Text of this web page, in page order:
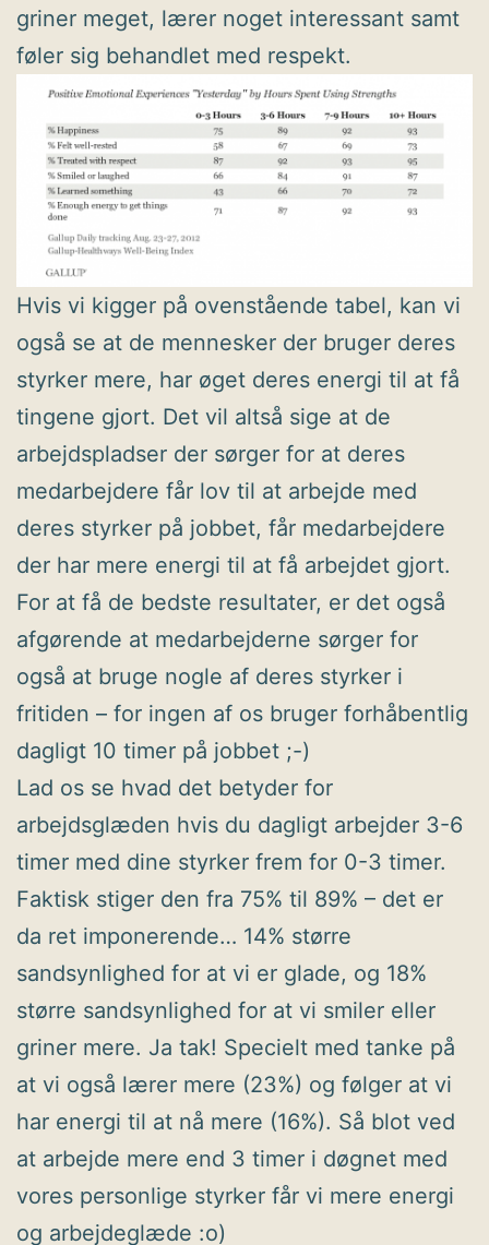
griner meget, lærer noget interessant samt
føler sig behandlet med respekt.
Hvis vi kigger på ovenstående tabel, kan vi
også se at de mennesker der bruger deres
styrker mere, har øget deres energi til at få
tingene gjort. Det vil altså sige at de
arbejdspladser der sørger for at deres
medarbejdere får lov til at arbejde med
deres styrker på jobbet, får medarbejdere
der har mere energi til at få arbejdet gjort.
For at få de bedste resultater, er det også
afgørende at medarbejderne sørger for
også at bruge nogle af deres styrker i
fritiden – for ingen af os bruger forhåbentlig
dagligt 10 timer på jobbet ;-)
Lad os se hvad det betyder for
arbejdsglæden hvis du dagligt arbejder 3-6
timer med dine styrker frem for 0-3 timer.
Faktisk stiger den fra 75% til 89% – det er
da ret imponerende… 14% større
sandsynlighed for at vi er glade, og 18%
større sandsynlighed for at vi smiler eller
griner mere. Ja tak! Specielt med tanke på
at vi også lærer mere (23%) og følger at vi
har energi til at nå mere (16%). Så blot ved
at arbejde mere end 3 timer i døgnet med
vores personlige styrker får vi mere energi
og arbejdeglæde :o)